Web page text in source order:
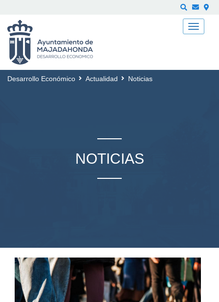
Desarrollo Económico Actualidad Noticias
NOTICIAS